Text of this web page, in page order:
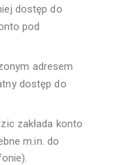
dostęp do
pod
adresem
dostęp do
zakłada konto
m.in. do